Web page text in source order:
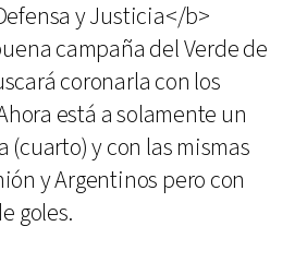
y Justicia</b>
campaña del Verde de
coronarla con los
está a solamente un
(cuarto) y con las mismas
y Argentinos pero con
goles.